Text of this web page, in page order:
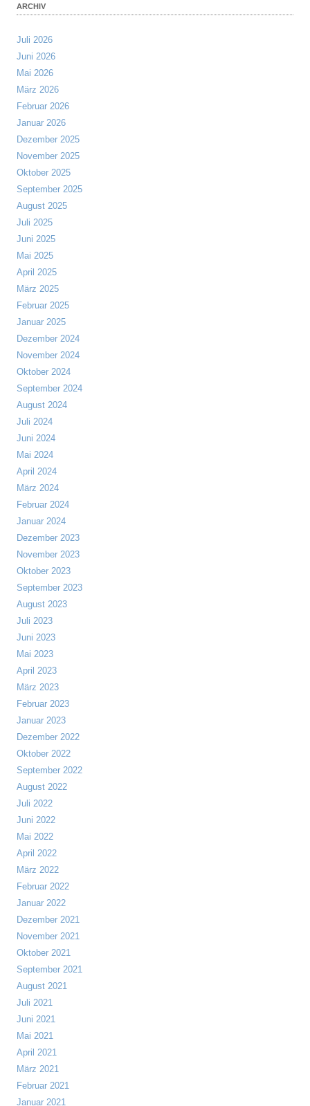
ARCHIV
Juli 2026
Juni 2026
Mai 2026
März 2026
Februar 2026
Januar 2026
Dezember 2025
November 2025
Oktober 2025
September 2025
August 2025
Juli 2025
Juni 2025
Mai 2025
April 2025
März 2025
Februar 2025
Januar 2025
Dezember 2024
November 2024
Oktober 2024
September 2024
August 2024
Juli 2024
Juni 2024
Mai 2024
April 2024
März 2024
Februar 2024
Januar 2024
Dezember 2023
November 2023
Oktober 2023
September 2023
August 2023
Juli 2023
Juni 2023
Mai 2023
April 2023
März 2023
Februar 2023
Januar 2023
Dezember 2022
Oktober 2022
September 2022
August 2022
Juli 2022
Juni 2022
Mai 2022
April 2022
März 2022
Februar 2022
Januar 2022
Dezember 2021
November 2021
Oktober 2021
September 2021
August 2021
Juli 2021
Juni 2021
Mai 2021
April 2021
März 2021
Februar 2021
Januar 2021